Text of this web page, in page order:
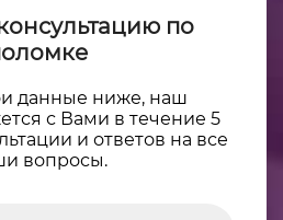
по
данные ниже, наш
с Вами в течение 5
и ответов на все
вопросы.